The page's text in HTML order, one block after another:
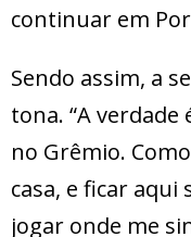
continuar em
Sendo assim, a
tona. “A
no Grêmio.
casa, e ficar aqui
jogar onde me